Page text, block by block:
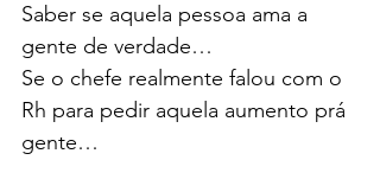
Saber se aquela pessoa ama a
gente de verdade…
Se o chefe realmente falou com o
Rh para pedir aquela aumento prá
gente…